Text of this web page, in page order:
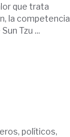
que trata
la competencia
Tzu ...
políticos,